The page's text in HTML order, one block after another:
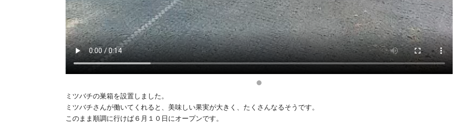
ミツバチの巣箱を設置しました。
ミツバチさんが働いてくれると、美味しい果実が大きく、たくさんなるそうです。
このまま順調に行けば６月１０日にオープンです。